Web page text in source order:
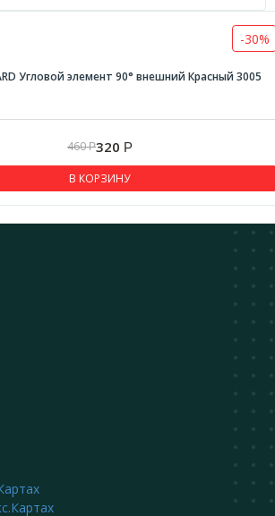
-30%
Угловой элемент 90° внешний Красный 3005
460Р320 Р
В КОРЗИНУ